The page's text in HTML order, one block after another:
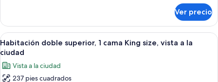
individual
exclusiva
Ver precio
Abrir
todas
las
fotos
Una cama bien hecha con cabecera,
5
Habitación doble superior, 1 cama King size, vista a la
ciudad
Vista a la ciudad
237 pies cuadrados